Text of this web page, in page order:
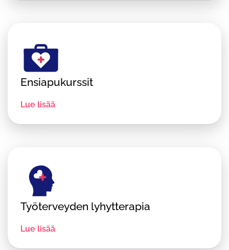
Ensiapu­kurssit
Lue lisää
Työterveyden lyhytterapia
Lue lisää